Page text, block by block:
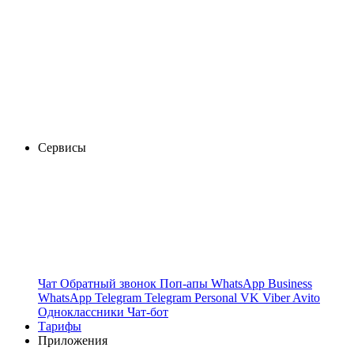
Сервисы
Чат Обратный звонок Поп-апы WhatsApp Business
WhatsApp Telegram Telegram Personal VK ViberAvito
Одноклассники Чат-бот
Тарифы
Приложения